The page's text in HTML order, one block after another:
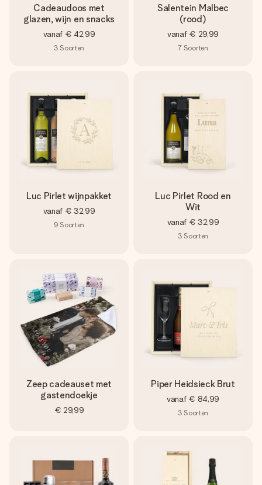
Cadeaudoos met
glazen, wijn en snacks
vanaf € 42,99
3 Soorten
Salentein Malbec
(rood)
vanaf € 29,99
7 Soorten
Luc Pirlet wijnpakket
vanaf € 32,99
9 Soorten
Luc Pirlet Rood en
Wit
vanaf € 32,99
3 Soorten
Zeep cadeauset met
gastendoekje
€ 29,99
Piper Heidsieck Brut
vanaf € 84,99
3 Soorten